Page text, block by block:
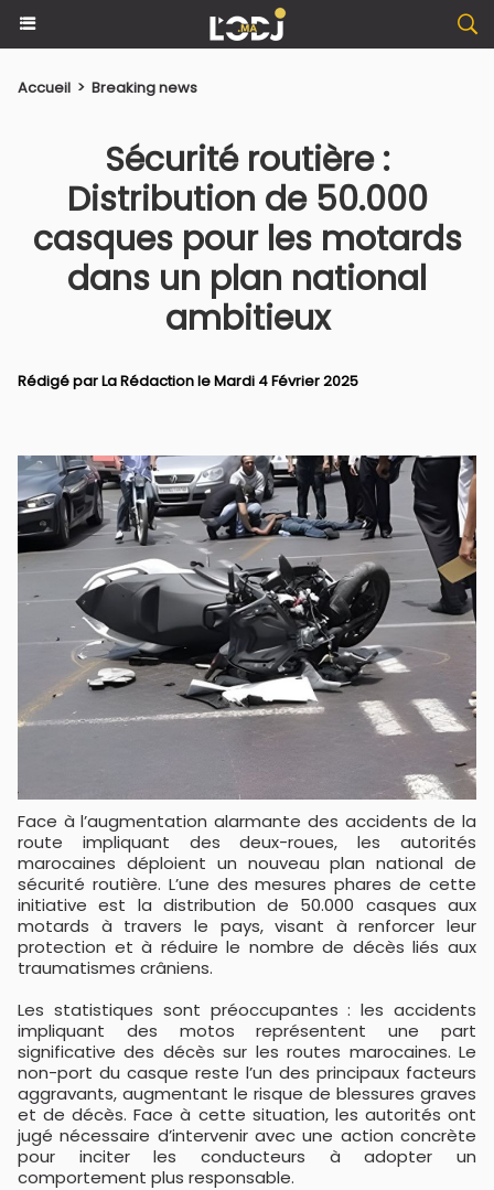
Accueil > Breaking news
​Sécurité routière :
Distribution de 50.000
casques pour les motards
dans un plan national
ambitieux
Rédigé par La Rédaction le Mardi 4 Février 2025
Face à l’augmentation alarmante des accidents de la
route impliquant des deux-roues, les autorités
marocaines déploient un nouveau plan national de
sécurité routière. L’une des mesures phares de cette
initiative est la distribution de 50.000 casques aux
motards à travers le pays, visant à renforcer leur
protection et à réduire le nombre de décès liés aux
traumatismes crâniens.
Les statistiques sont préoccupantes : les accidents
impliquant des motos représentent une part
significative des décès sur les routes marocaines. Le
non-port du casque reste l’un des principaux facteurs
aggravants, augmentant le risque de blessures graves
et de décès. Face à cette situation, les autorités ont
jugé nécessaire d’intervenir avec une action concrète
pour inciter les conducteurs à adopter un
comportement plus responsable.